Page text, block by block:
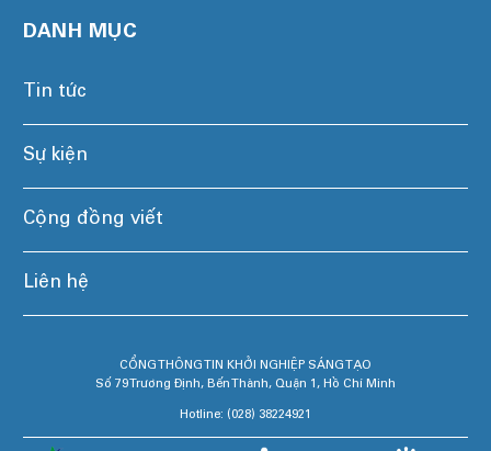
DANH MỤC
Tin tức
Sự kiện
Cộng đồng viết
Liên hệ
CỔNG THÔNG TIN KHỞI NGHIỆP SÁNG TẠO
Số 79 Trương Định, Bến Thành, Quận 1, Hồ Chí Minh
Hotline: (028) 38224921